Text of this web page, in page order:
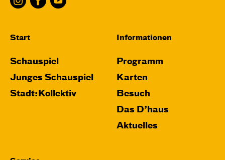
Start
Schauspiel
Junges Schauspiel
Stadt:Kollektiv
Informationen
Programm
Karten
Besuch
Das D’haus
Aktuelles